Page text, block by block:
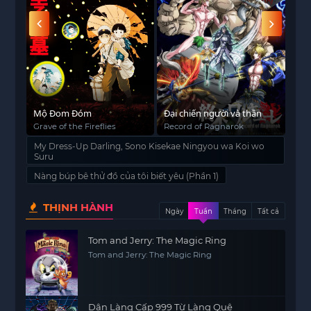
Mộ Đom Đóm
Grave of the Fireflies
Đại chiến người và thần
Record of Ragnarok
My Dress-Up Darling, Sono Kisekae Ningyou wa Koi wo
Suru
Nàng búp bê thử đồ của tôi biết yêu (Phần 1)
THỊNH HÀNH Ngày Tuần Tháng Tất cả
Tom and Jerry: The Magic Ring
Tom and Jerry: The Magic Ring
Dân Làng Cấp 999 Từ Làng Quê